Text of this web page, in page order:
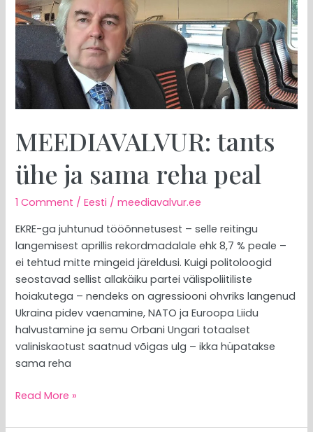
MEEDIAVALVUR: tants
ühe ja sama reha peal
1 Comment /Eesti /meediavalvur.ee
EKRE-ga juhtunud tööõnnetusest – selle reitingu
langemisest aprillis rekordmadalale ehk 8,7 % peale –
ei tehtud mitte mingeid järeldusi. Kuigi politoloogid
seostavad sellist allakäiku partei välispoliitiliste
hoiakutega – nendeks on agressiooni ohvriks langenud
Ukraina pidev vaenamine, NATO ja Euroopa Liidu
halvustamine ja semu Orbani Ungari totaalset
valiniskaotust saatnud võigas ulg – ikka hüpatakse
sama reha
ja
sama
reha
peal
Read More »